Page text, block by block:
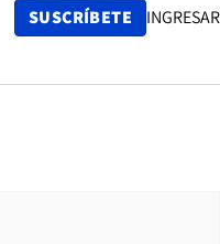
SUSCRÍBETE INGRESAR